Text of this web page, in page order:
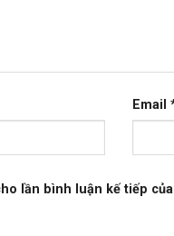
Email
lần bình luận kế tiếp